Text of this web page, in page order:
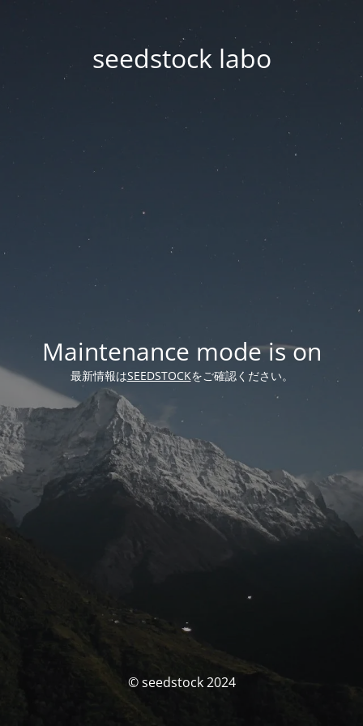
seedstock labo
Maintenance mode is on
最新情報はSEEDSTOCKをご確認ください。
© seedstock 2024